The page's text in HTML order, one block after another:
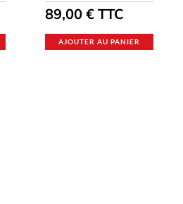
89,00€TTC
AJOUTER AU PANIER